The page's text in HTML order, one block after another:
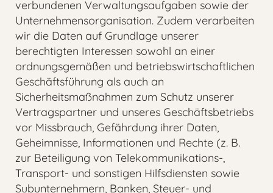
verbundenen Verwaltungsaufgaben sowie der
Unternehmensorganisation. Zudem verarbeiten
wir die Daten auf Grundlage unserer
berechtigten Interessen sowohl an einer
ordnungsgemäßen und betriebswirtschaftlichen
Geschäftsführung als auch an
Sicherheitsmaßnahmen zum Schutz unserer
Vertragspartner und unseres Geschäftsbetriebs
vor Missbrauch, Gefährdung ihrer Daten,
Geheimnisse, Informationen und Rechte (z. B.
zur Beteiligung von Telekommunikations-,
Transport- und sonstigen Hilfsdiensten sowie
Subunternehmern, Banken, Steuer- und